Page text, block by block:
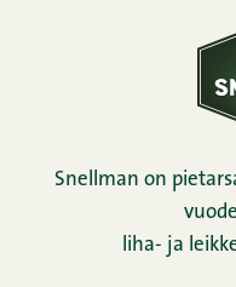
Snellman on
liha- ja